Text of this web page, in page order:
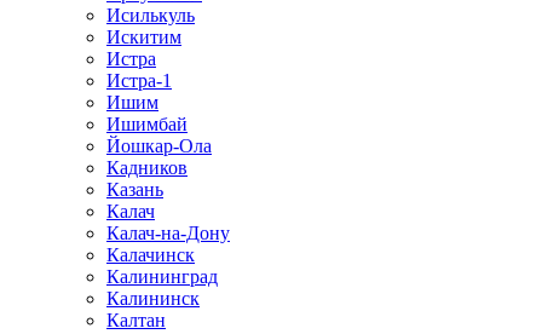
Исилькуль
Искитим
Истра
Истра-1
Ишим
Ишимбай
Йошкар-Ола
Кадников
Казань
Калач
Калач-на-Дону
Калачинск
Калининград
Калининск
Калтан